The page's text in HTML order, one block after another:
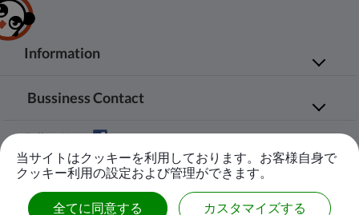
Information
ニュース
お問い合わせ
ダウンロード
サイトマップ
Bussiness Contact
No.20, JingKe S.Rd., Nantun Dist.,Taichung
+886-4-23594908~9
kuobao@ziyi-kuobao.com
Follow Us
当サイトはクッキーを利用しております。お客様自身で
クッキー利用の設定および管理ができます。
全てに同意する カスタマイズする